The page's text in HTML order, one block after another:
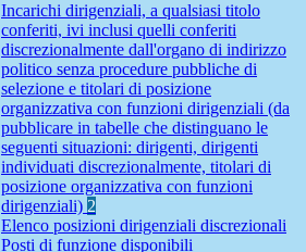
Incarichi dirigenziali, a qualsiasi titolo
conferiti, ivi inclusi quelli conferiti
discrezionalmente dall'organo di indirizzo
politico senza procedure pubbliche di
selezione e titolari di posizione
organizzativa con funzioni dirigenziali (da
pubblicare in tabelle che distinguano le
seguenti situazioni: dirigenti, dirigenti
individuati discrezionalmente, titolari di
posizione organizzativa con funzioni
dirigenziali) 2
Elenco posizioni dirigenziali discrezionali
Posti di funzione disponibili